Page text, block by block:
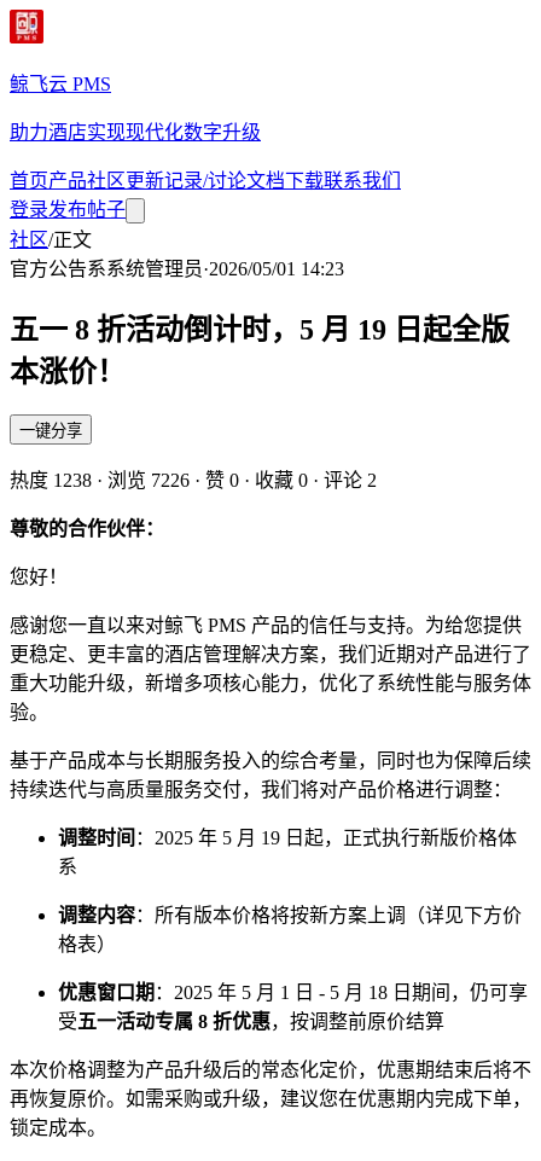
鲸飞云 PMS
助力酒店实现现代化数字升级
首页产品社区更新记录/讨论文档下载联系我们
登录发布帖子
社区/正文
官方公告系系统管理员·2026/05/01 14:23
五一 8 折活动倒计时，5 月 19 日起全版
本涨价！
一键分享
热度 1238 · 浏览 7226 · 赞 0 · 收藏 0 · 评论 2
尊敬的合作伙伴：
您好！
感谢您一直以来对鲸飞 PMS 产品的信任与支持。为给您提供
更稳定、更丰富的酒店管理解决方案，我们近期对产品进行了
重大功能升级，新增多项核心能力，优化了系统性能与服务体
验。
基于产品成本与长期服务投入的综合考量，同时也为保障后续
持续迭代与高质量服务交付，我们将对产品价格进行调整：
调整时间 ：2025 年 5 月 19 日起，正式执行新版价格体
系
调整内容：所有版本价格将按新方案上调（详见下方价
格表）
优惠窗口期 ：2025 年 5 月 1 日 - 5 月 18 日期间，仍可享
受五一活动专属 8 折优惠，按调整前原价结算
本次价格调整为产品升级后的常态化定价，优惠期结束后将不
再恢复原价。如需采购或升级，建议您在优惠期内完成下单，
锁定成本。